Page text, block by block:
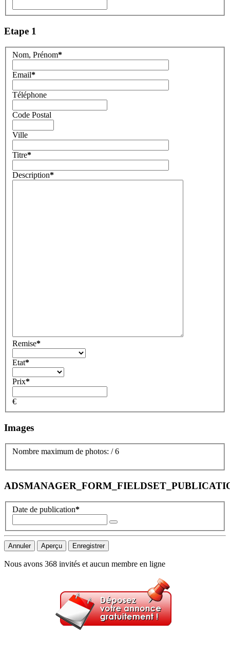
Etape 1
Nom, Prénom*
Email*
Téléphone
Code Postal
Ville
Titre*
Description*
Remise*
Etat*
Prix*
€
Images
Nombre maximum de photos: /6
Date de publication*
Nous avons 368 invités et aucun membre en ligne